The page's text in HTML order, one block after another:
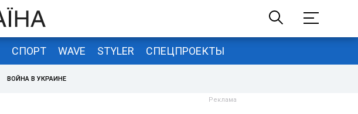
СПОРТ WAVE STYLER СПЕЦПРОЕКТЫ
ВОЙНА В УКРАИНЕ